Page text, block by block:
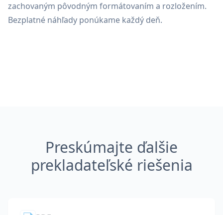
zachovaným pôvodným formátovaním a rozložením.
Bezplatné náhľady ponúkame každý deň.
Preskúmajte ďalšie
prekladateľské riešenia